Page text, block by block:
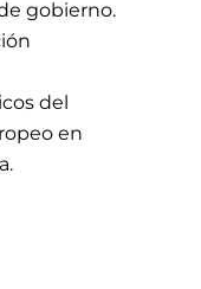
gobierno.
del
en